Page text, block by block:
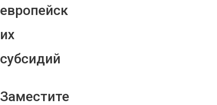
европейск
их
субсидий
Заместите